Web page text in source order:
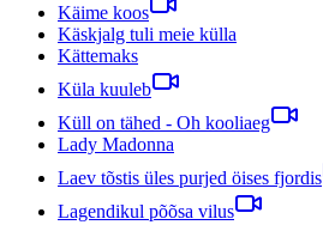
Käime koos
Käskjalg tuli meie külla
Kättemaks
Küla kuuleb
Küll on tähed - Oh kooliaeg
Lady Madonna
Laev tõstis üles purjed öises fjordis
Lagendikul põõsa vilus